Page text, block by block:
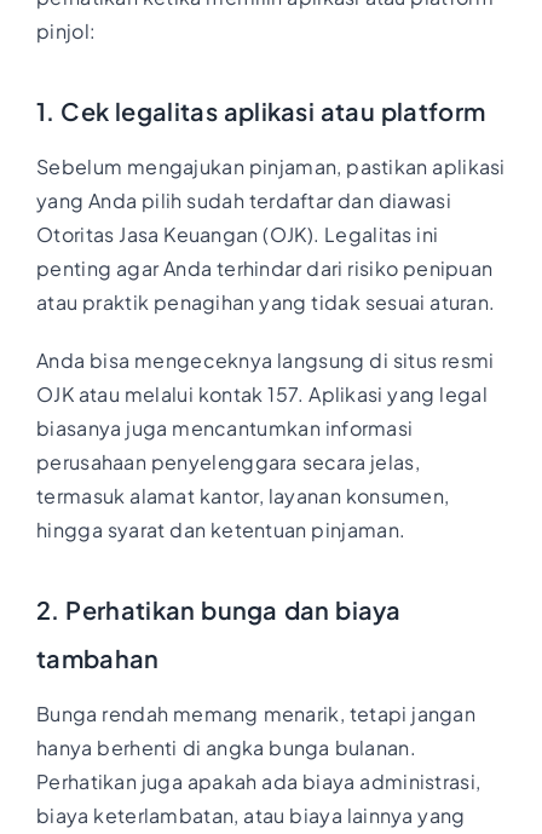
pinjol:
1. Cek legalitas aplikasi atau platform
Sebelum mengajukan pinjaman, pastikan aplikasi
yang Anda pilih sudah terdaftar dan diawasi
Otoritas Jasa Keuangan (OJK). Legalitas ini
penting agar Anda terhindar dari risiko penipuan
atau praktik penagihan yang tidak sesuai aturan.
Anda bisa mengeceknya langsung di situs resmi
OJK atau melalui kontak 157. Aplikasi yang legal
biasanya juga mencantumkan informasi
perusahaan penyelenggara secara jelas,
termasuk alamat kantor, layanan konsumen,
hingga syarat dan ketentuan pinjaman.
2. Perhatikan bunga dan biaya
tambahan
Bunga rendah memang menarik, tetapi jangan
hanya berhenti di angka bunga bulanan.
Perhatikan juga apakah ada biaya administrasi,
biaya keterlambatan, atau biaya lainnya yang